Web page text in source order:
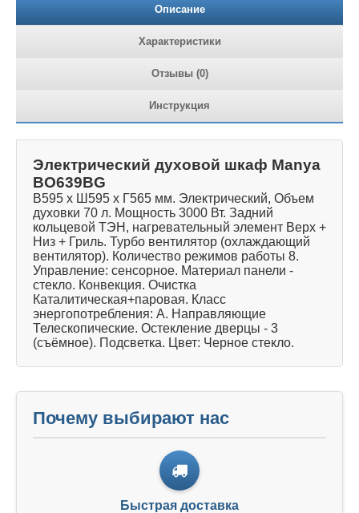
Описание
Характеристики
Отзывы (0)
Инструкция
Электрический духовой шкаф Manya
BO639BG
В595 х Ш595 х Г565 мм. Электрический, Объем
духовки 70 л. Мощность 3000 Вт. Задний
кольцевой ТЭН, нагревательный элемент Верх +
Низ + Гриль. Турбо вентилятор (охлаждающий
вентилятор). Количество режимов работы 8.
Управление: сенсорное. Материал панели -
стекло. Конвекция. Очистка
Каталитическая+паровая. Класс
энергопотребления: A. Направляющие
Телескопические. Остекление дверцы - 3
(съёмное). Подсветка. Цвет: Черное стекло.
Почему выбирают нас
Быстрая доставка